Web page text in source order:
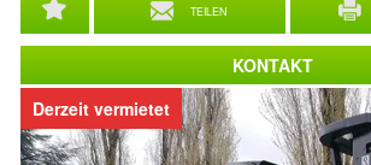
Derzeit vermietet
TEILEN
KONTAKT